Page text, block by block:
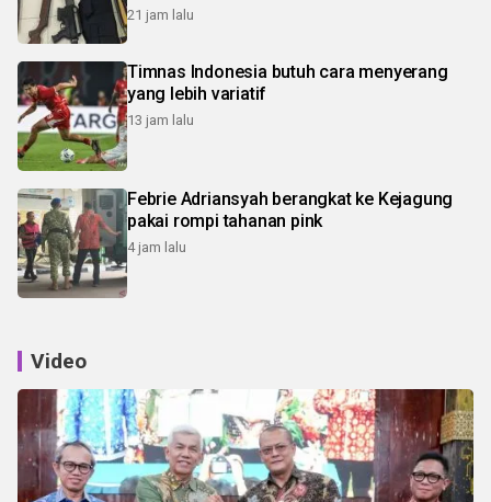
21 jam lalu
Timnas Indonesia butuh cara menyerang
yang lebih variatif
13 jam lalu
Febrie Adriansyah berangkat ke Kejagung
pakai rompi tahanan pink
4 jam lalu
Video